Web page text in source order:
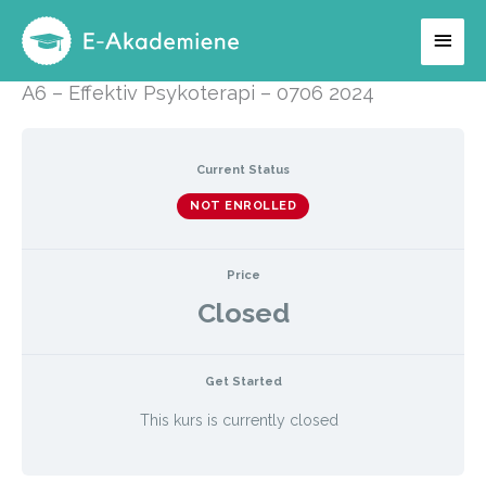
Hopp
rett
innholdet
A6 – Effektiv Psykoterapi – 0706 2024
Current Status
NOT ENROLLED
Price
Closed
Get Started
This kurs is currently closed